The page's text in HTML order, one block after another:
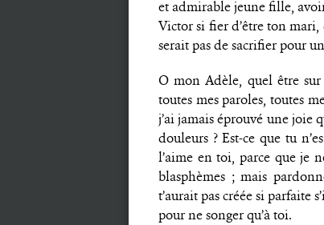
et admirable jeune fille,
Victor si fier d’être ton
serait pas de sacrifier pour
O mon Adèle, quel être
toutes mes paroles, toutes
j’ai jamais éprouvé une joie
douleurs ? Est-ce que tu
l’aime en toi, parce que je
blasphèmes ; mais
t’aurait pas créée si parfaite
pour ne songer qu’à toi.